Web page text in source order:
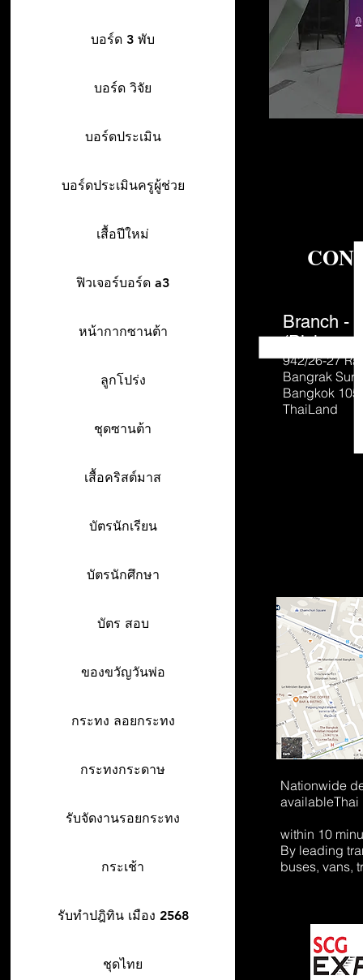
บอร์ด 3 พับ
บอร์ด วิจัย
บอร์ดประเมิน
บอร์ดประเมินครูผู้ช่วย
เสื้อปีใหม่
ฟิวเจอร์บอร์ด a3
หน้ากากซานต้า
ลูกโปร่ง
ชุดซานต้า
เสื้อคริสต์มาส
บัตรนักเรียน
บัตรนักศึกษา
บัตร สอบ
ของขวัญวันพ่อ
กระทง ลอยกระทง
กระทงกระดาษ
รับจัดงานรอยกระทง
กระเช้า
รับทำปฎิทิน เมือง 2568
ชุดไทย
Branch -
(Pick-up
942/26-27
Bangrak
Bangkok
ThaiLand
Nationwide
availableThai
within 10
By leading
buses, vans,